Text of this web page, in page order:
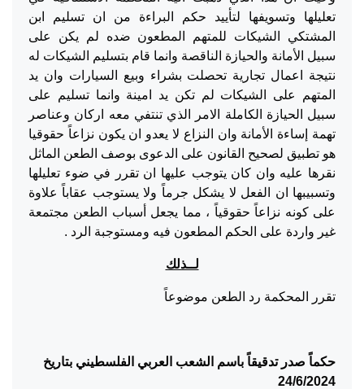
تعليلها وتسويفها لتأييد حكم البراءة من ان تسليم ابن
المشتكي الشيكات للمتهم المطعون ضده لم يكن على
سبيل الأمانة والحيازة الناقصة وانما قام بتسليم الشيكات له
نتيجة اعمال تجارية تحصلت بشراء وبيع السيارات وان يد
المتهم على الشيكات لم تكن يد امينة وانما تسليم على
سبيل الحيازة الكاملة الامر الذي تنتفي معه اركان وعناصر
تهمة إساءة الأمانة وان النزاع لا يعدو ان يكون نزاعاً حقوقيا
هو تطبيق لصحيح القانون على الدعوى بوصف الطعن الماثل
نقرها عليه وان كان يتوجب عليها ان تقرر في ضوء تعليلها
وتسبيبها ان الفعل لا يشكل جرماً ولا يستوجب عقاباً علاوة
على كونه نزاعاً حقوقياً ، مما يجعل أسباب الطعن مجتمعة
غير واردة على الحكم المطعون فيه ومستوجبة الرد .
لــذلك
تقرر المحكمة رد الطعن موضوعاً
حكماً صدر تدقيقاً باسم الشعب العربي الفلسطيني بتاريخ
24/6/2024